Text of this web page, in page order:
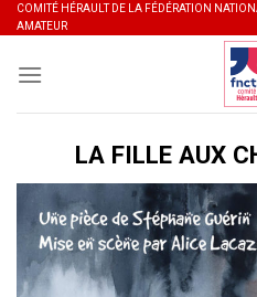
Skip
to
content
COMITÉ HÉRAULT DE LA FÉDÉRATION
AMATEUR
LA FILLE AUX